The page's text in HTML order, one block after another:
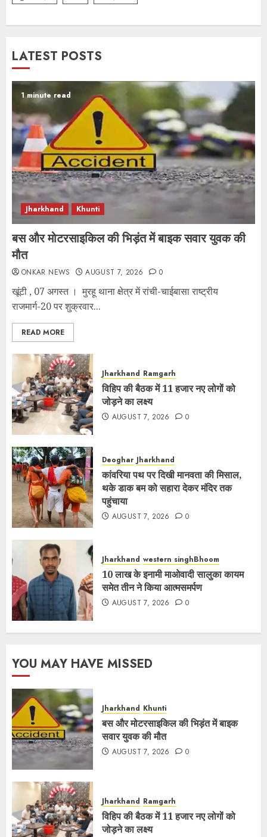
LATEST POSTS
1 minute read
Jharkhand Khunti
बस और मोटरसाइकिल की भिड़ंत में बाइक सवार युवक की
मौत
ONKAR NEWS AUGUST 7, 2026 0
खूंटी , 07 अगस्त । मुरहू थाना क्षेत्र में रांची-चाईबासा राष्ट्रीय
राजमार्ग-20 पर शुक्रवार...
READ MORE
Jharkhand Ramgarh
विहिप की बैठक में 11 हजार नए लोगों को
जोड़ने का लक्ष्य
AUGUST 7, 2026 0
Deoghar Jharkhand
कांवरिया पथ पर दिखी मानवता की मिसाल,
थके डाक बम को सहारा देकर मंदिर तक
पहुंचाया
AUGUST 7, 2026 0
Jharkhand western singhBhoom
10 लाख के इनामी माओवादी सालुका कायम
समेत तीन ने किया आत्मसमर्पण
AUGUST 7, 2026 0
YOU MAY HAVE MISSED
Jharkhand Khunti
बस और मोटरसाइकिल की भिड़ंत में बाइक
सवार युवक की मौत
AUGUST 7, 2026 0
Jharkhand Ramgarh
विहिप की बैठक में 11 हजार नए लोगों को
जोड़ने का लक्ष्य